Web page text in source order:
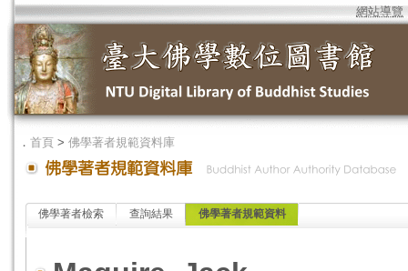
網站導覽
． 首頁 > 佛學著者規範資料庫
佛學著者檢索 查詢結果 佛學著者規範資料